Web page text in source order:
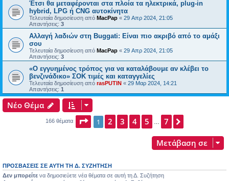
Έτσι θα μεταφέρονται στα πλοία τα ηλεκτρικά, plug-in
hybrid, LPG ή CNG αυτοκίνητα
Τελευταία δημοσίευση από MacPap « 29 Απρ 2024, 21:05
Απαντήσεις: 3
Αλλαγή λαδιών στη Buggati: Είναι πιο ακριβό από το αμάξι
σου
Τελευταία δημοσίευση από MacPap « 29 Απρ 2024, 21:05
Απαντήσεις: 3
«Ο εγγυημένος τρόπος για να καταλάβουμε αν κλέβει το
βενζινάδικο» ΣΟΚ τιμές και καταγγελίες
Τελευταία δημοσίευση από rasPUTIN « 29 Μαρ 2024, 14:21
Απαντήσεις: 1
Νέο Θέμα
166 θέματα Σελίδα 1από
1 2 3 4 5 7
Μετάβαση σε
ΠΡΟΣΒΆΣΕΙΣ ΣΕ ΑΥΤΉ ΤΗ Δ. ΣΥΖΉΤΗΣΗ
Δεν μπορείτε να δημοσιεύετε νέα θέματα σε αυτή τη Δ. Συζήτηση